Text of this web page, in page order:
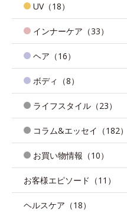
UV（18）
インナーケア（33）
ヘア（16）
ボディ（8）
ライフスタイル（23）
コラム&エッセイ（182）
お買い物情報（10）
お客様エピソード（11）
ヘルスケア（18）